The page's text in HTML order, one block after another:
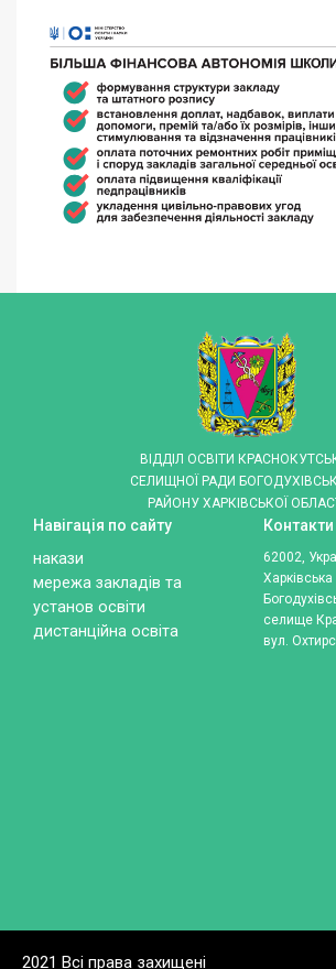
ВІДДІЛ ОСВІТИ
СЕЛИЩНОЇ РАДИ
РАЙОНУ ХАРКІВСЬКОЇ
Навігація по сайту
накази
мережа закладів та
установ освіти
дистанційна освіта
Контакти
62002,
селище
вул.
2021 Всі права захищені